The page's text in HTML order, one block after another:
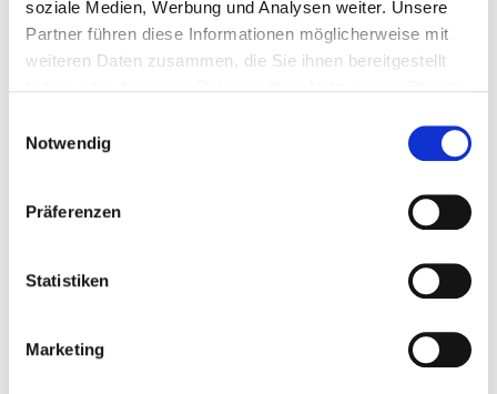
soziale Medien, Werbung und Analysen weiter. Unsere
Partner führen diese Informationen möglicherweise mit
weiteren Daten zusammen, die Sie ihnen bereitgestellt
Notwendig
Präferenzen
Statistiken
Marketing
Alleinstellungsmerkmale, die uns zu einem einzigartigen
Businesspartner und wertvollen Impulsgeber für
Präzisionsformteile aus Flüssigsilikon und 2K Teile
Höchste Silikon- und Engineering-Kompetenz